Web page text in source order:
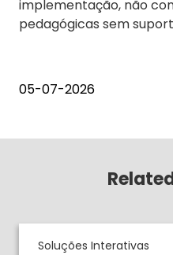
implementação, não
pedagógicas sem
05-07-2026
Soluções Interativas